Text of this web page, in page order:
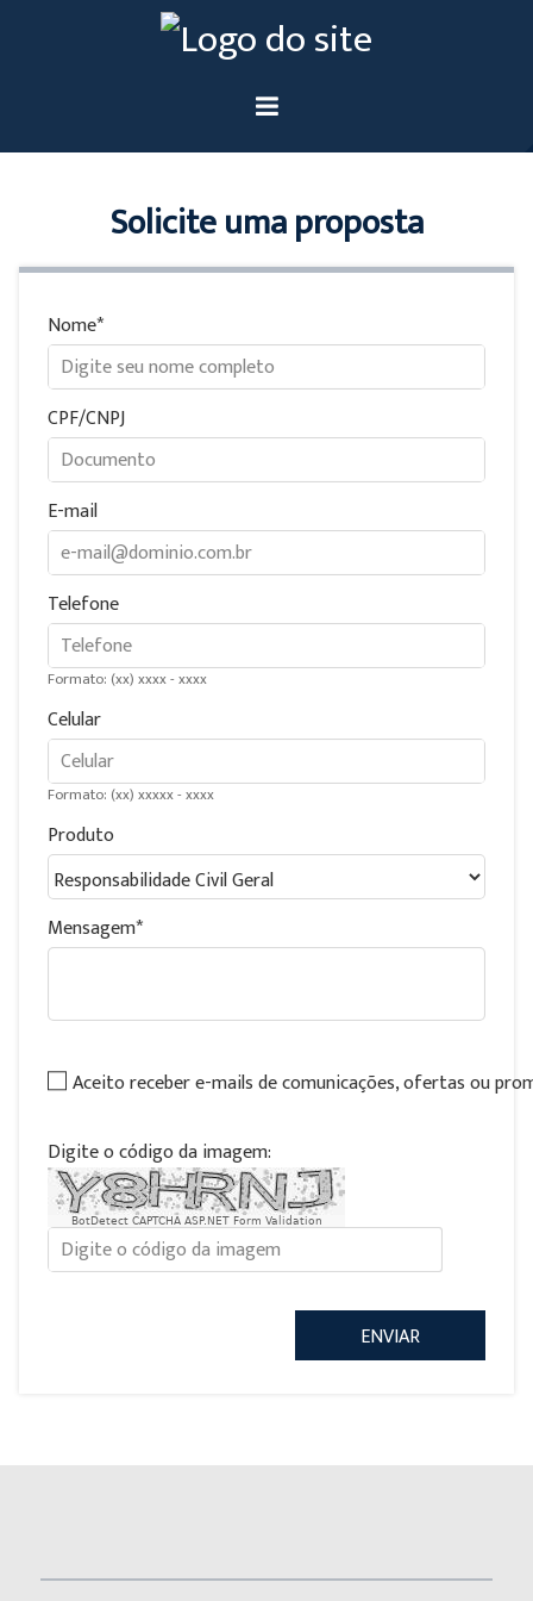
Solicite uma proposta
Nome
CPF/CNPJ
E-mail
Telefone
Formato: (xx) xxxx - xxxx
Celular
Formato: (xx) xxxxx - xxxx
Produto
Mensagem
Aceito receber e-mails de comunicações, ofertas ou
Digite o código da imagem:
BotDetect CAPTCHA ASP.NET Form Validation
ENVIAR